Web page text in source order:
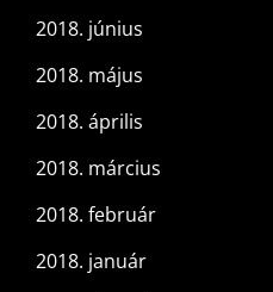
2018. június
2018. május
2018. április
2018. március
2018. február
2018. január